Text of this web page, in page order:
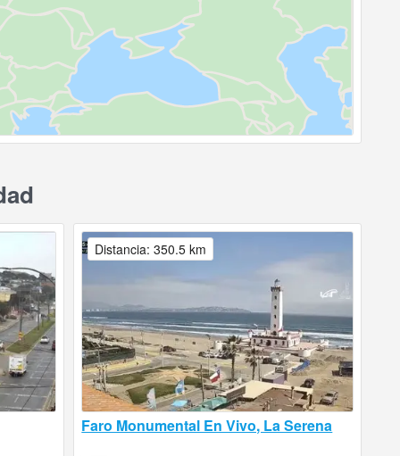
Faro Monumental En Vivo, La Serena
Distancia: 350.5 km